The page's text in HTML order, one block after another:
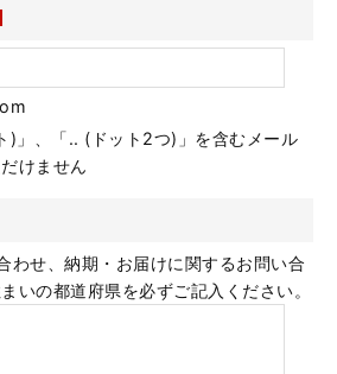
)」、「.. (ドット2つ)」を含むメール
けません
わせ、納期・お届けに関するお問い合
いの都道府県を必ずご記入ください。